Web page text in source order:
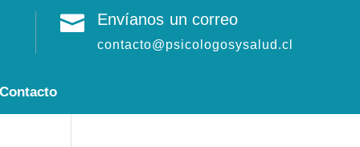
 Envíanos un correo
contacto@psicologosysalud.cl
Contacto